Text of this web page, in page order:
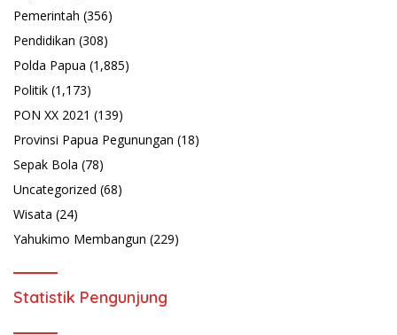
Pemerintah (356)
Pendidikan (308)
Polda Papua (1,885)
Politik (1,173)
PON XX 2021 (139)
Provinsi Papua Pegunungan (18)
Sepak Bola (78)
Uncategorized (68)
Wisata (24)
Yahukimo Membangun (229)
Statistik Pengunjung